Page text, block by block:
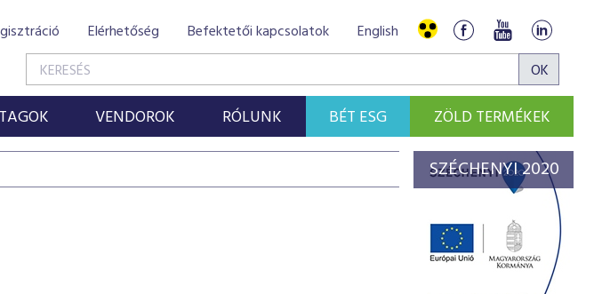
Elérhetőség Befektetői kapcsolatok English
VENDOROK RÓLUNK BÉT ESG ZÖLD TERMÉKEK
SZÉCHENYI 2020